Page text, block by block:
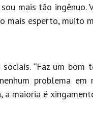
mais tão
mais esperto, muito
“Faz um
problema
maioria é